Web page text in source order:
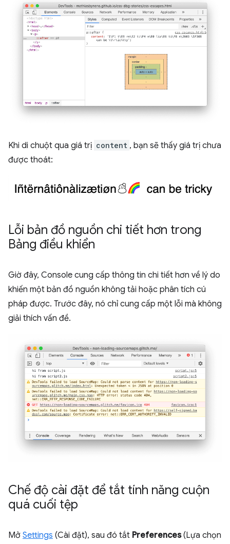
Khi di chuột qua giá trị content , bạn sẽ thấy giá trị chưa
được thoát:
Lỗi bản đồ nguồn chi tiết hơn trong
Bảng điều khiển
Giờ đây, Console cung cấp thông tin chi tiết hơn về lý do
khiến một bản đồ nguồn không tải hoặc phân tích cú
pháp được. Trước đây, nó chỉ cung cấp một lỗi mà không
giải thích vấn đề.
Chế độ cài đặt để tắt tính năng cuộn
quá cuối tệp
Mở Settings (Cài đặt), sau đó tắt Preferences(Lựa chọn